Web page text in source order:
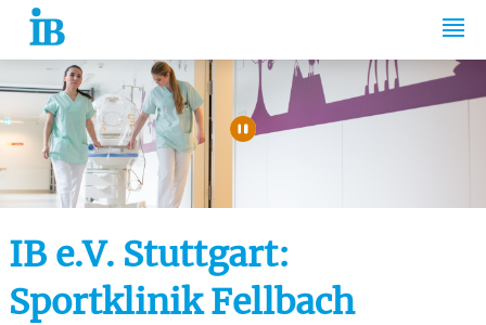
Springe zum Inhalt
Automatische
IB e.V. Stuttgart:
Sportklinik Fellbach